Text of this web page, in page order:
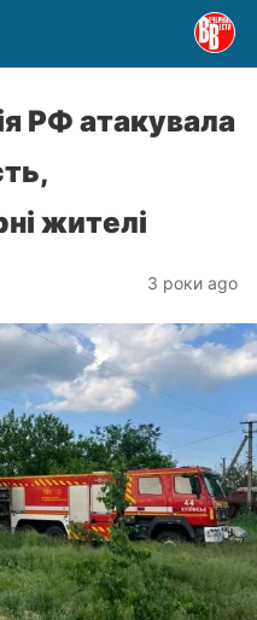
РФ атакувала
жителі
3 роки ago